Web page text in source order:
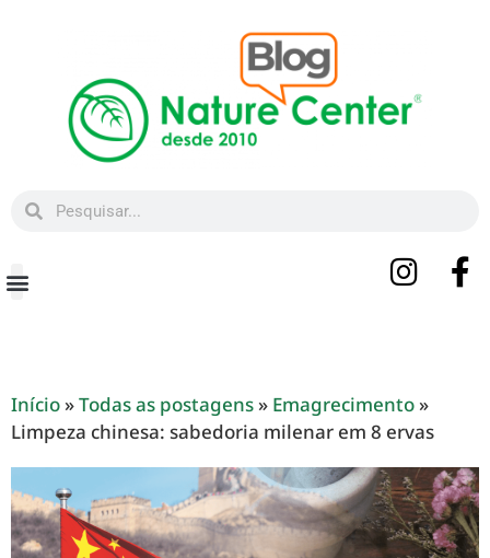
Início »Todas as postagens » Emagrecimento »
Limpeza chinesa: sabedoria milenar em 8 ervas